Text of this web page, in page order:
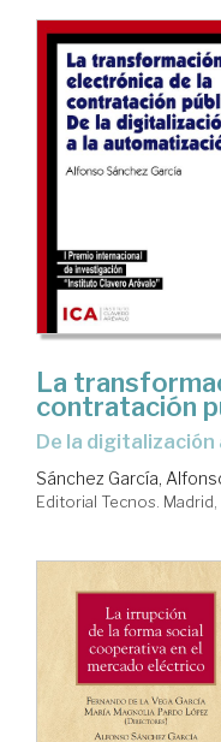
La
contratación
de la
Sánchez García,
Editorial Tecnos.